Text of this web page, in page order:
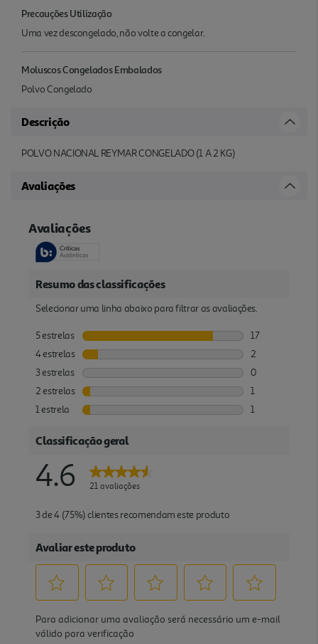
Precauções Utilização
Uma vez descongelado, não volte a congelar.
Moluscos Congelados Embalados
Polvo Congelado
Descrição
POLVO NACIONAL REYMAR CONGELADO (1 A 2 KG)
Avaliações